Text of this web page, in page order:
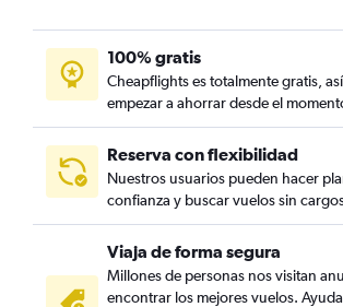
100% gratis
Cheapflights es totalmente gratis,
empezar a ahorrar desde el
Reserva con flexibilidad
Nuestros usuarios pueden hacer
confianza y buscar vuelos sin
Viaja de forma segura
Millones de personas nos visitan
encontrar los mejores vuelos.